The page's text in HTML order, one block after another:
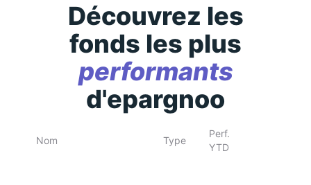
Découvrez les
fonds les plus
performants
d'epargnoo
Nom Type
Perf.
YTD